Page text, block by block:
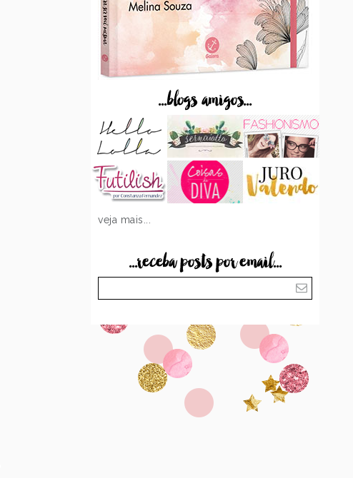
...blogs amigos...
veja mais...
...receba posts por email...